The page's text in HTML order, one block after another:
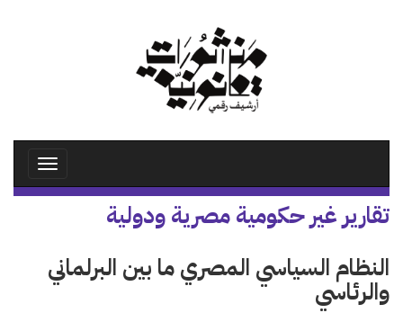
Toggle
تقارير غير حكومية مصرية ودولية
النظام السياسي المصري ما بين البرلماني
والرئاسي